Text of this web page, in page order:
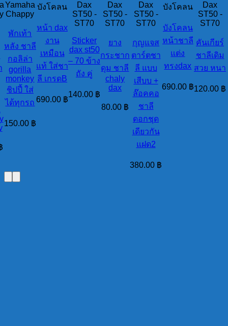
Yamaha
Chappy
พักเท้า
หลัง ชาลี
กอลิล่า
gorilla
monkey
ชิปปี้ ใส่
ได้ทุกรถ
150.00 ฿
บังโคลน
หน้า dax
งาน
เหมือน
แท้ ใส่ชา
ลี เกรดB
690.00 ฿
Dax
ST50 -
ST70
Sticker
dax st50
– 70 ข้าง
ถัง คู่
140.00 ฿
Dax
ST50 -
ST70
ยาง
กระชาก
ดุม ชาลี
chaly
dax
80.00 ฿
Dax
ST50 -
ST70
กุญแจส
ตาร์ตชา
ลี แบบ
เสีบบ +
ล๊อคคอ
ชาลี
ดอกชุด
เดียวกัน
แฝด2
380.00 ฿
บังโคลน
บังโคลน
หน้าชาลี
แต่ง
ทรงdax
690.00 ฿
Dax
ST50 -
ST70
คันเกียร์
ชาลีเดิม
สวย หนา
120.00 ฿